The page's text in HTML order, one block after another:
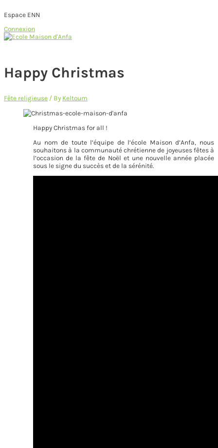
Espace ENN
Connexion
Skip
Happy Christmas
Fête religieuse / By Keltoum
Happy Christmas for all !
Au nom de toute l’équipe de l’école Maison d’Anfa, nous
souhaitons à la communauté chrétienne de joyeuses fêtes à
l’occasion de la fête de Noël et une nouvelle année placée
sous le signe du succès et de la sérénité.